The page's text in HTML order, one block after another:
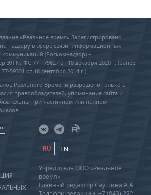
«Реальное время» Зарегистрировано
надзору в сфере связи, информационных
коммуникаций (Роскомнадзор) –
ЭЛ № ФС 77 - 79627 от 18 декабря 2020 г. (ранее
59331 от 18 сентября 2014 г.)
Реального Времени разрешено только с
правообладателей, упоминание сайта и
при частичном или полном
RU EN
Учредитель ООО «Реальное
время»
Главный редактор Саушина А.А.